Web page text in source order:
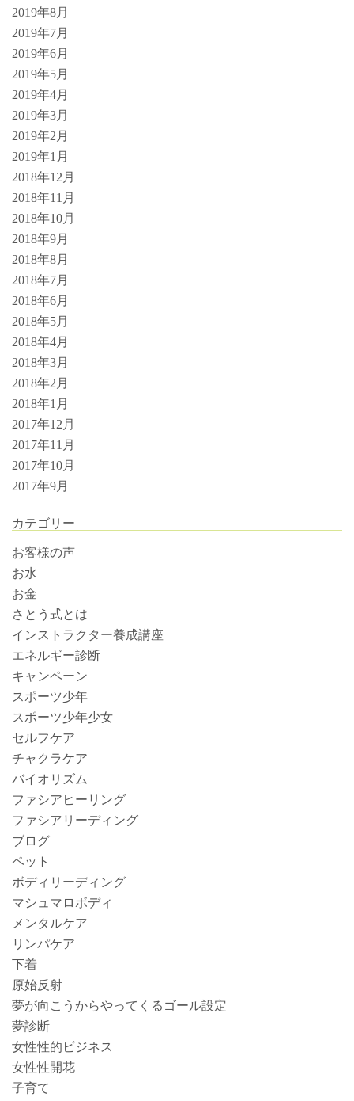
2019年8月
2019年7月
2019年6月
2019年5月
2019年4月
2019年3月
2019年2月
2019年1月
2018年12月
2018年11月
2018年10月
2018年9月
2018年8月
2018年7月
2018年6月
2018年5月
2018年4月
2018年3月
2018年2月
2018年1月
2017年12月
2017年11月
2017年10月
2017年9月
カテゴリー
お客様の声
お水
お金
さとう式とは
インストラクター養成講座
エネルギー診断
キャンペーン
スポーツ少年
スポーツ少年少女
セルフケア
チャクラケア
バイオリズム
ファシアヒーリング
ファシアリーディング
ブログ
ペット
ボディリーディング
マシュマロボディ
メンタルケア
リンパケア
下着
原始反射
夢が向こうからやってくるゴール設定
夢診断
女性性的ビジネス
女性性開花
子育て